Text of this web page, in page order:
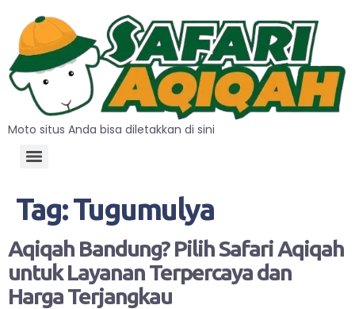
Moto situs Anda bisa diletakkan di sini
Tag:Tugumulya
Aqiqah Bandung? Pilih Safari Aqiqah
untuk Layanan Terpercaya dan
Harga Terjangkau